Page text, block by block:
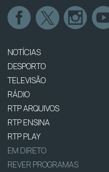
NOTÍCIAS
DESPORTO
TELEVISÃO
RÁDIO
RTP ARQUIVOS
RTP ENSINA
RTP PLAY
EM DIRETO
REVER PROGRAMAS